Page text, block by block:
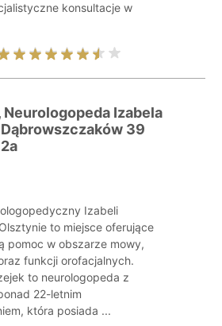
konsultacje w
Neurologopeda Izabela
39
Izabeli
to miejsce oferujące
pomoc w obszarze mowy,
funkcji orofacjalnych.
to neurologopeda z
22-letnim
która posiada ...